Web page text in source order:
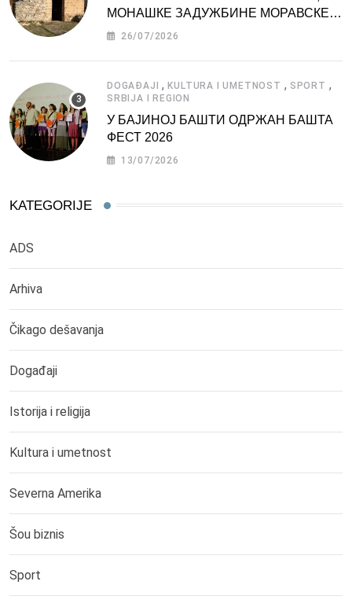
МОНАШКЕ ЗАДУЖБИНЕ МОРАВСКЕ
СРБИЈЕ
26/07/2026
DOGAĐAJI ,KULTURA I UMETNOST , SPORT ,
SRBIJA I REGION
У БАЈИНОЈ БАШТИ ОДРЖАН БАШТА
ФЕСТ 2026
13/07/2026
KATEGORIJE
ADS
Arhiva
Čikago dešavanja
Događaji
Istorija i religija
Kultura i umetnost
Severna Amerika
Šou biznis
Sport